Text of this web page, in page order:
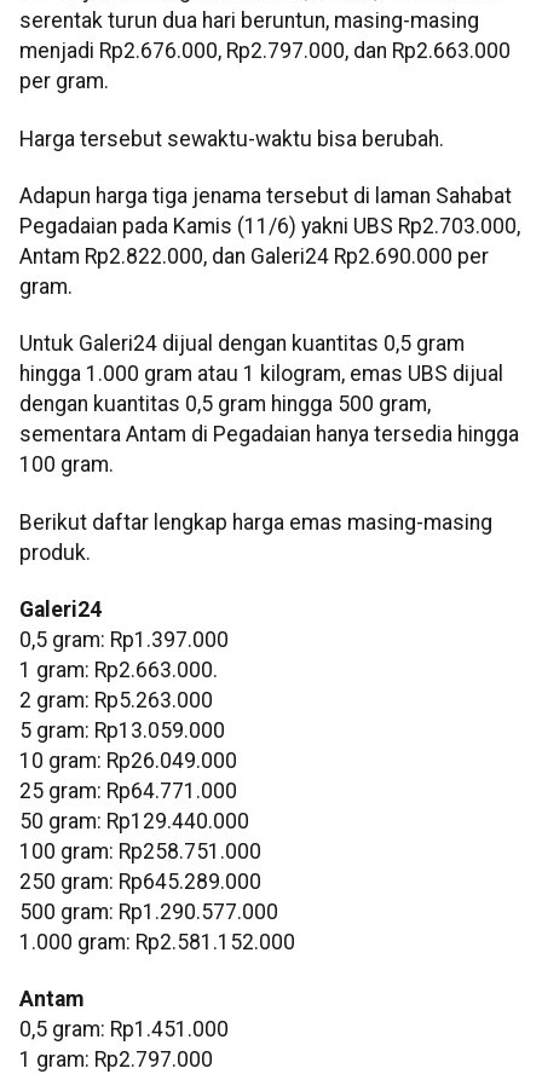
serentak turun dua hari beruntun, masing-masing
menjadi Rp2.676.000, Rp2.797.000, dan Rp2.663.000
per gram.
Harga tersebut sewaktu-waktu bisa berubah.
Adapun harga tiga jenama tersebut di laman Sahabat
Pegadaian pada Kamis (11/6) yakni UBS Rp2.703.000,
Antam Rp2.822.000, dan Galeri24 Rp2.690.000 per
gram.
Untuk Galeri24 dijual dengan kuantitas 0,5 gram
hingga 1.000 gram atau 1 kilogram, emas UBS dijual
dengan kuantitas 0,5 gram hingga 500 gram,
sementara Antam di Pegadaian hanya tersedia hingga
100 gram.
Berikut daftar lengkap harga emas masing-masing
produk.
Galeri24
0,5 gram: Rp1.397.000
1 gram: Rp2.663.000.
‎2 gram: Rp5.263.000
‎5 gram: Rp13.059.000
‎10 gram: Rp26.049.000
‎25 gram: Rp64.771.000
‎50 gram: Rp129.440.000
‎100 gram: Rp258.751.000
‎250 gram: Rp645.289.000
‎500 gram: Rp1.290.577.000
‎1.000 gram: Rp2.581.152.000
Antam
0,5 gram: Rp1.451.000
‎1 gram: Rp2.797.000